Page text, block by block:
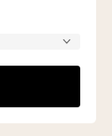
non une
DE
CAFÉ